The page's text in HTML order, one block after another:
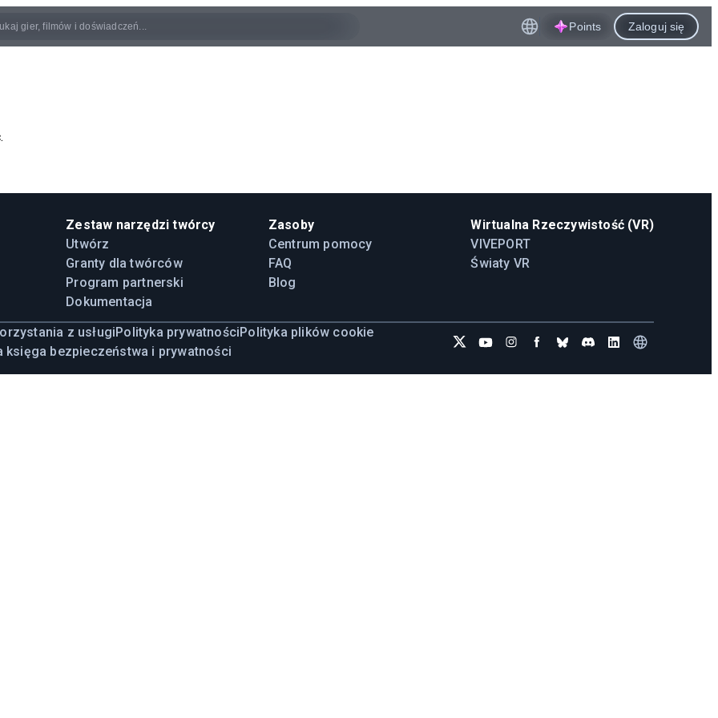
Points Zaloguj się
Zestaw narzędzi twórcy
Utwórz
Granty dla twórców
Program partnerski
Dokumentacja
Zasoby
Centrum pomocy
FAQ
Blog
Wirtualna Rzeczywistość (VR)
VIVEPORT
Światy VR
z usługiPolityka prywatnościPolityka plików cookie
księga bezpieczeństwa i prywatności